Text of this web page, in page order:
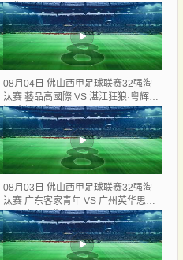
录像
08月04日 佛山西甲足球联赛32强淘
汰赛 藝品高國際 VS 湛江狂狼·粵辉能
源 全场录像
08月03日 佛山西甲足球联赛32强淘
汰赛 广东客家青年 VS 广州英华思力
U17 全场录像